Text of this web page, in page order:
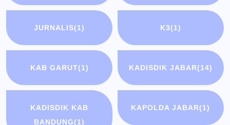
JURNALIS(1) K3(1)
KAB GARUT(1) KADISDIK JABAR(14)
KADISDIK KAB
BANDUNG(1)
KAPOLDA JABAR(1)